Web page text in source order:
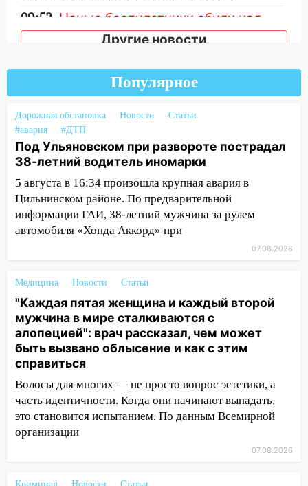
09:52 Ночью беспилотники сбили над
соседними Татарстаном и Саратовской
09:41 Диана Шурыгина уверовала в
09:35 В Ульяновске директора фирмы
будут судить за неуплату налогов на 48
млн рублей
08:22 Подросток на питбайке сбил
велосипедистку: пострадали двое
07:20 Жара возвращается: ожидается
знойный и сухой четверг
Под Ульяновском при развороте
иномарки
05:00 «Каждая пятая женщина и каждый
второй мужчина в мире сталкиваются с
алопецией»: врач рассказал, чем может
быть вызвано облысение и как с этим
справиться
03:30 Гороскоп на 7 августа: пятница
принесет прилив творческой энергии и
отличные шансы исправить старые
ошибки
23:20 Прогноз погоды на 7 августа в
Другие новости
Популярное
Дорожная обстановка Новости
Статьи
#авария
#ДТП
Под Ульяновском при развороте пострадал
38-летний водитель иномарки
5 августа в 16:34 произошла крупная авария в
Цильнинском районе. По предварительной
информации ГАИ, 38-летний мужчина за рулем
автомобиля «Хонда Аккорд» при
07.08.2026
Медицина Новости Статьи
"Каждая пятая женщина и каждый второй
мужчина в мире сталкиваются с
алопецией": врач рассказал, чем может
быть вызвано облысение и как с этим
справиться
Волосы для многих — не просто вопрос эстетики, а
часть идентичности. Когда они начинают выпадать,
это становится испытанием. По данным Всемирной
организации
07.08.2026